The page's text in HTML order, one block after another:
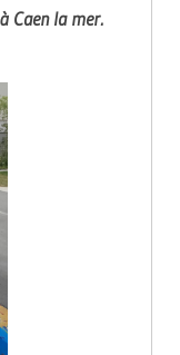
Caen la mer.